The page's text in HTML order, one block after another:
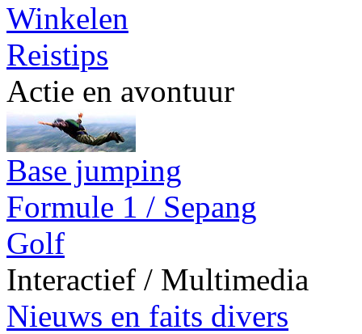
Winkelen
Reistips
Actie en avontuur
Base jumping
Formule 1 / Sepang
Golf
Interactief / Multimedia
Nieuws en faits divers